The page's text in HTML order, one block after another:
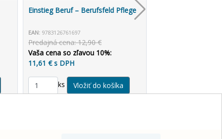
Einstieg Beruf – Berufsfeld Pflege
EAN: 9783126761697
Predajná cena: 12,90 €
Vaša cena so zľavou 10%:
11,61 € s DPH
ks